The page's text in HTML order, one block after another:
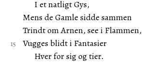
I et natligt Gys,
Mens de Gamle sidde sammen
Trindt om Arnen, see i Flammen,
Vugges blidt i Fantasier
Hver for sig og tier.